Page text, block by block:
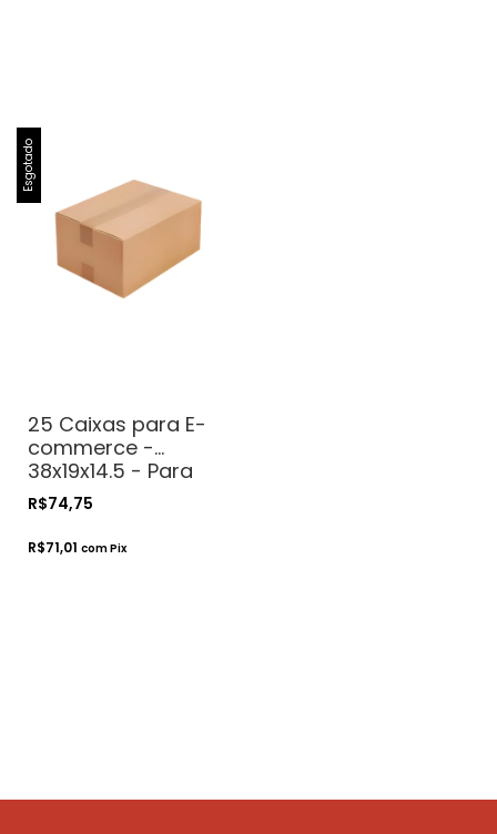
Esgotado
25 Caixas para E-
commerce -
38x19x14.5 - Para
Entregas.
Transporte.
Correios
R$74,75
R$71,01 comPix